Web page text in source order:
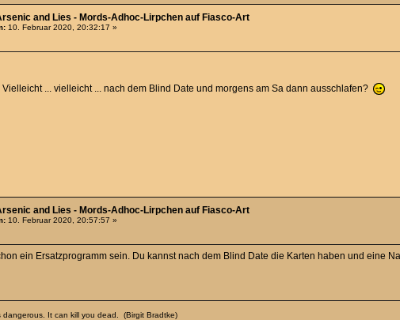
and Lies - Mords-Adhoc-Lirpchen auf Fiasco-Art
10. Februar 2020, 20:32:17 »
Vielleicht ... vielleicht ... nach dem Blind Date und morgens am Sa dann ausschlafen?
and Lies - Mords-Adhoc-Lirpchen auf Fiasco-Art
10. Februar 2020, 20:57:57 »
ein Ersatzprogramm sein. Du kannst nach dem Blind Date die Karten haben und eine
dangerous. It can kill you dead. (Birgit Bradtke)